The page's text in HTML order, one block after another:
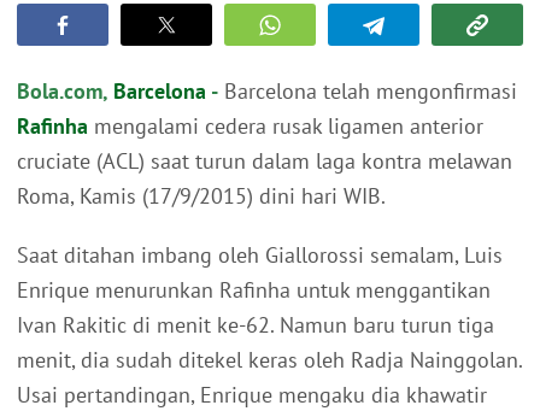
Bola.com, Barcelona - Barcelona telah mengonfirmasi
Rafinha mengalami cedera rusak ligamen anterior
cruciate (ACL) saat turun dalam laga kontra melawan
Roma, Kamis (17/9/2015) dini hari WIB.
Saat ditahan imbang oleh Giallorossi semalam, Luis
Enrique menurunkan Rafinha untuk menggantikan
Ivan Rakitic di menit ke-62. Namun baru turun tiga
menit, dia sudah ditekel keras oleh Radja Nainggolan.
Usai pertandingan, Enrique mengaku dia khawatir